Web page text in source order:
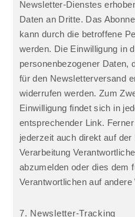
Newsletter-Dienstes
Daten an Dritte. Das
kann durch die betroffene
werden. Die Einwilligung in
personenbezogener Daten,
für den Newsletterversand
widerrufen werden. Zum
Einwilligung findet sich in
entsprechender Link.
jederzeit auch direkt auf
Verarbeitung
abzumelden oder dies dem
Verantwortlichen auf
7. Newsletter-Tracking